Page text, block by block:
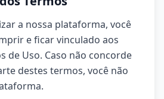
a nossa plataforma, você
e ficar vinculado aos
de Uso. Caso não concorde
destes termos, você não